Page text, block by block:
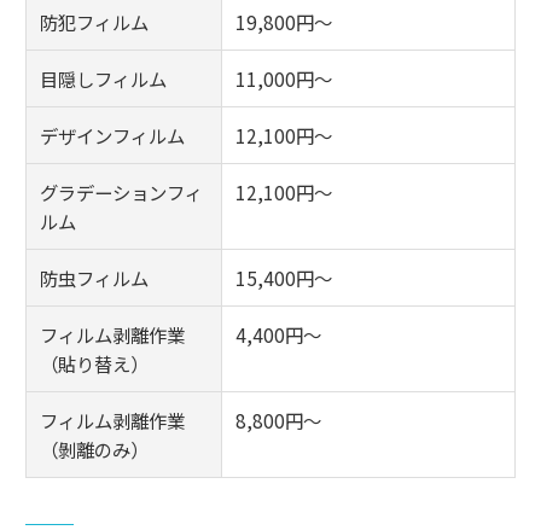
防犯フィルム 19,800円～
目隠しフィルム 11,000円～
デザインフィルム 12,100円～
グラデーションフィ
ルム
12,100円～
防虫フィルム 15,400円～
フィルム剥離作業
（貼り替え）
4,400円～
フィルム剥離作業
（剝離のみ）
8,800円～